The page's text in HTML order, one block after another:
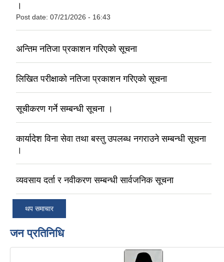
।
Post date: 07/21/2026 - 16:43
अन्तिम नतिजा प्रकाशन गरिएको सूचना
लिखित परीक्षाको नतिजा प्रकाशन गरिएको सूचना
सूचीकरण गर्ने सम्बन्धी सूचना ।
कार्यादेश विना सेवा तथा बस्तु उपलब्ध नगराउने सम्बन्धी सूचना
।
व्यवसाय दर्ता र नवीकरण सम्बन्धी सार्वजनिक सूचना
थप समाचार
जन प्रतिनिधि